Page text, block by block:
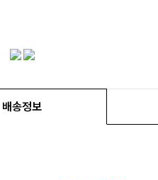
배송정보